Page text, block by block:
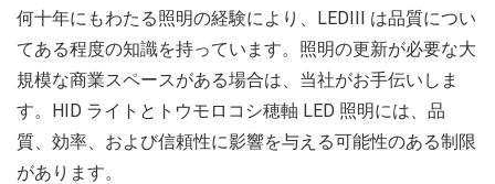
何十年にもわたる照明の経験により、LEDIII は品質につい
てある程度の知識を持っています。照明の更新が必要な大
規模な商業スペースがある場合は、当社がお手伝いしま
す。HID ライトとトウモロコシ穂軸 LED 照明には、品
質、効率、および信頼性に影響を与える可能性のある制限
があります。